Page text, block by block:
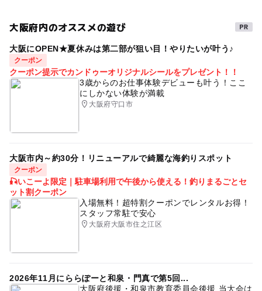
タグ
バンジージャンプ 浜寺公園 冬のお出かけ
ふわふわドーム キッズお出かけ
大阪府内のオススメの遊び
大阪にOPEN★夏休みは第二部が狙い目！やりたいが叶う♪
クーポン
クーポン提示でカンドゥーオリジナルシールをプレゼント！！
3歳からのお仕事体験デビューも叶う！ここ
にしかない体験が満載
大阪府守口市
大阪市内～約30分！リニューアルで綺麗な海釣りスポット
クーポン
🎣いこーよ限定｜駐車場利用で午後から使える！釣りまるごとセ
ット割クーポン
入場無料！超特割クーポンでレンタルお得！
スタッフ常駐で安心
大阪府大阪市住之江区
2026年11月にららぽーと和泉・門真で第5回...
大阪府後援・和泉市教育委員会後援 当大会は